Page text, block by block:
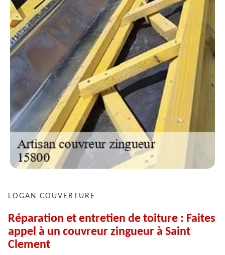
LOGAN COUVERTURE
Réparation et entretien de toiture : Faites
appel à un couvreur zingueur à Saint
Clement